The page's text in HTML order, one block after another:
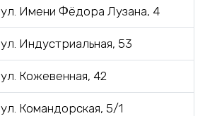
ул. Имени Фёдора Лузана, 4
ул. Индустриальная, 53
ул. Кожевенная, 42
ул. Командорская, 5/1